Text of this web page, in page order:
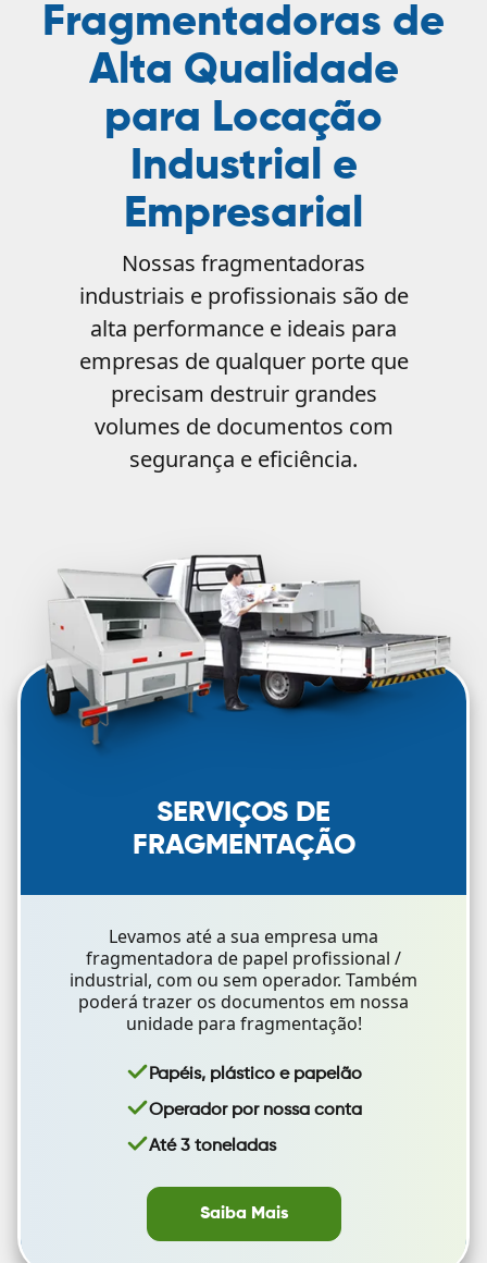
Fragmentadoras de
Alta Qualidade
para Locação
Industrial e
Empresarial
Nossas fragmentadoras
industriais e profissionais são de
alta performance e ideais para
empresas de qualquer porte que
precisam destruir grandes
volumes de documentos com
segurança e eficiência.
SERVIÇOS DE
FRAGMENTAÇÃO
Levamos até a sua empresa uma
fragmentadora de papel profissional /
industrial, com ou sem operador. Também
poderá trazer os documentos em nossa
unidade para fragmentação!
Papéis, plástico e papelão
Operador por nossa conta
Até 3 toneladas
Saiba Mais